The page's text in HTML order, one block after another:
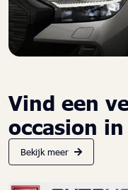
Vind een
occasion
Bekijk meer